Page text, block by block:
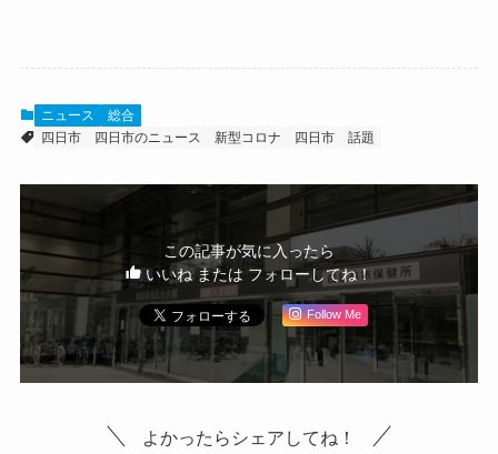
ニュース
総合
四日市
四日市のニュース 新型コロナ 四日市 話題
この記事が気に入ったら
いいね または フォローしてね！
Follow Me
よかったらシェアしてね！